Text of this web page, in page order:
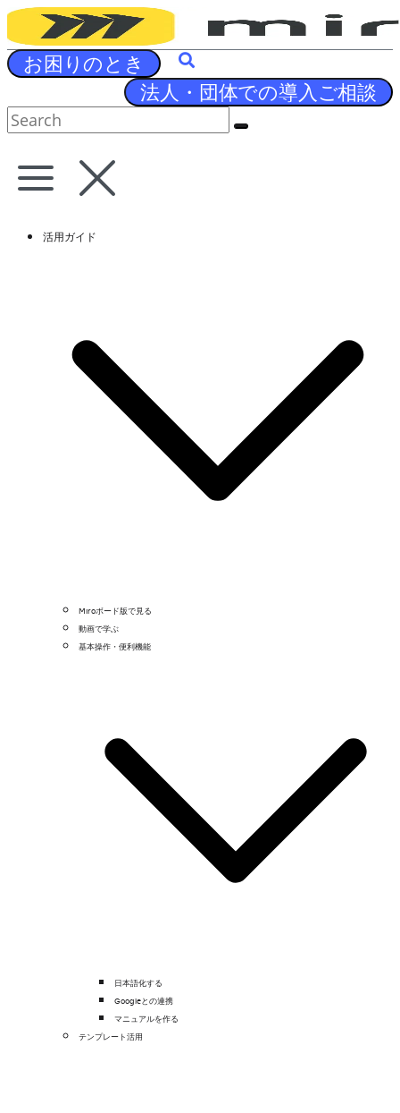
Skip
to
content
お困りのとき
法人・団体での導入ご相談
活用ガイド
Miroボード版で見る
動画で学ぶ
基本操作・便利機能
日本語化する
Googleとの連携
マニュアルを作る
テンプレート活用